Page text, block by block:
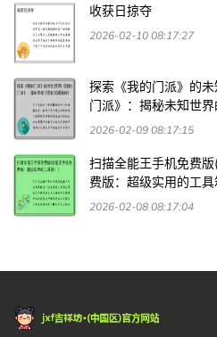
收获日掠夺
2026-02-10 08:17:27
探索《我的门派》的
门派》：揭秘未知世
2026-02-09 08:17:15
扫描全能王手机免费
费版：超级实用的工具
2026-02-08 08:17:04